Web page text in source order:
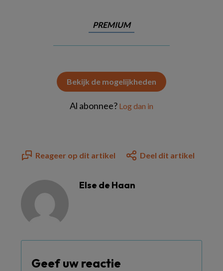
PREMIUM
Bekijk de mogelijkheden
Al abonnee? Log dan in
Reageer op dit artikel Deel dit artikel
Else de Haan
Geef uw reactie